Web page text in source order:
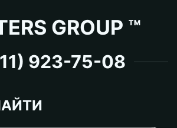
GROUP ™
923-75-08